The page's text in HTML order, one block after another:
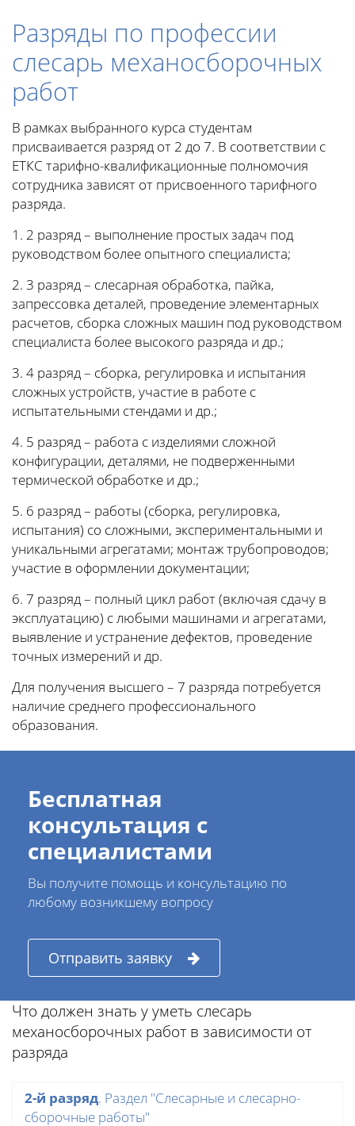
Разряды по профессии
слесарь механосборочных
работ
В рамках выбранного курса студентам
присваивается разряд от 2 до 7. В соответствии с
ЕТКС тарифно-квалификационные полномочия
сотрудника зависят от присвоенного тарифного
разряда.
1. 2 разряд – выполнение простых задач под
руководством более опытного специалиста;
2. 3 разряд – слесарная обработка, пайка,
запрессовка деталей, проведение элементарных
расчетов, сборка сложных машин под руководством
специалиста более высокого разряда и др.;
3. 4 разряд – сборка, регулировка и испытания
сложных устройств, участие в работе с
испытательными стендами и др.;
4. 5 разряд – работа с изделиями сложной
конфигурации, деталями, не подверженными
термической обработке и др.;
5. 6 разряд – работы (сборка, регулировка,
испытания) со сложными, экспериментальными и
уникальными агрегатами; монтаж трубопроводов;
участие в оформлении документации;
6. 7 разряд – полный цикл работ (включая сдачу в
эксплуатацию) с любыми машинами и агрегатами,
выявление и устранение дефектов, проведение
точных измерений и др.
Для получения высшего – 7 разряда потребуется
наличие среднего профессионального
образования.
Бесплатная
консультация с
специалистами
Вы получите помощь и консультацию по
любому возникшему вопросу
Отправить заявку
Что должен знать у уметь слесарь
механосборочных работ в зависимости от
разряда
2-й разряд. Раздел "Слесарные и слесарно-
сборочные работы"